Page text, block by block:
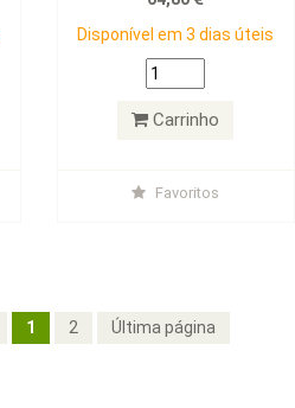
Disponível em 3 dias úteis
Carrinho
Favoritos
1 2 Última página